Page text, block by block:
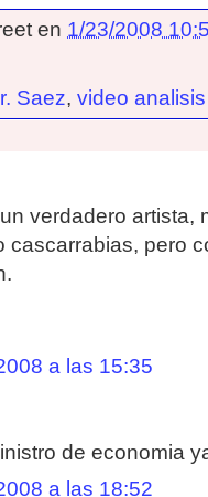
en 1/23/2008
Saez,video
verdadero artista,
cascarrabias, pero
a las 15:35
de economia
a las 18:52